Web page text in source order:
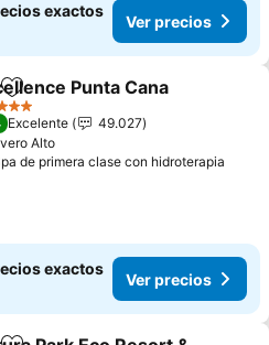
exactos
Ver precios
Agregar a favoritos
Punta Cana
Excelente
49.027
Alto
de primera clase con hidroterapia
exactos
Ver precios